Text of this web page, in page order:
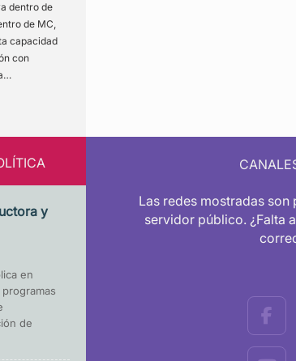
dentro de
de MC,
capacidad
con
y
en
de
Las redes mostradas
servidor público. ¿Falta